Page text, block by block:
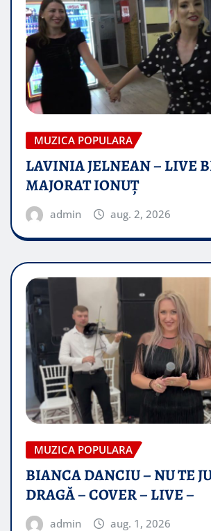
MUZICA POPULARA
LAVINIA JELNEAN – LIVE
MAJORAT IONUŢ
admin aug. 2, 2026
MUZICA POPULARA
BIANCA DANCIU – NU TE
DRAGĂ – COVER – LIVE –
admin aug. 1, 2026